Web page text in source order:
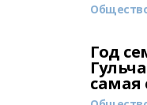
Год
самая